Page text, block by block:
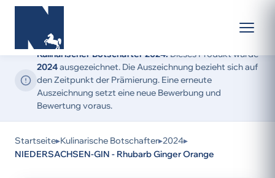
Kulinarischer Botschafter 2024:Dieses Produkt wurde
2024ausgezeichnet. Die Auszeichnung bezieht sich auf
den Zeitpunkt der Prämierung. Eine erneute
Auszeichnung setzt eine neue Bewerbung und
Bewertung voraus.
Startseite▸Kulinarische Botschafter▸2024▸
NIEDERSACHSEN-GIN - Rhubarb Ginger Orange